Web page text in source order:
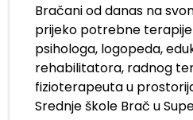
Bračani od danas na
prijeko potrebne
psihologa, logopeda,
rehabilitatora, radnog
fizioterapeuta u
Srednje škole Brač u